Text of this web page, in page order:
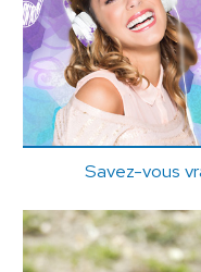
Savez-vous